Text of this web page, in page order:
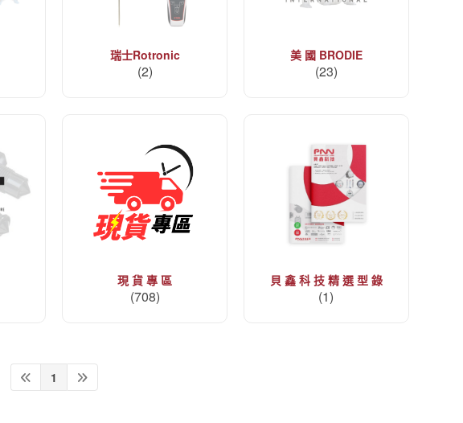
瑞士Rotronic
(2)
美 國 BRODIE
(23)
現 貨 專 區
(708)
貝 鑫 科 技 精 選 型 錄
(1)
1